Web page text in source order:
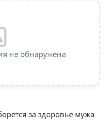
не обнаружена
за здоровье мужа